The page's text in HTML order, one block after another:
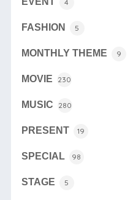
4
FASHION 5
MONTHLY THEME 9
MOVIE 230
MUSIC 280
PRESENT 19
SPECIAL 98
STAGE 5